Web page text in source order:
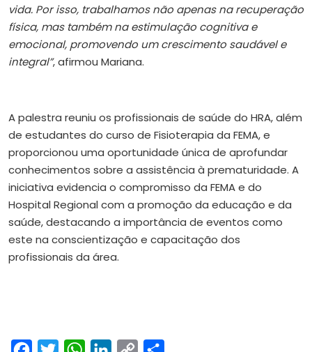
vida. Por isso, trabalhamos não apenas na recuperação
física, mas também na estimulação cognitiva e
emocional, promovendo um crescimento saudável e
integral”, afirmou Mariana.
A palestra reuniu os profissionais de saúde do HRA, além
de estudantes do curso de Fisioterapia da FEMA, e
proporcionou uma oportunidade única de aprofundar
conhecimentos sobre a assistência à prematuridade. A
iniciativa evidencia o compromisso da FEMA e do
Hospital Regional com a promoção da educação e da
saúde, destacando a importância de eventos como
este na conscientização e capacitação dos
profissionais da área.